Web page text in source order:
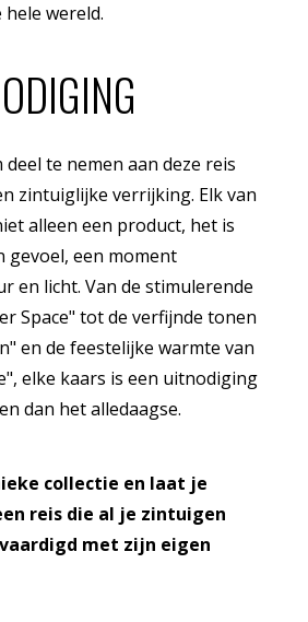
wereld.
te nemen aan deze reis
zintuiglijke verrijking. Elk van
alleen een product, het is
gevoel, een moment
en licht. Van de stimulerende
Space" tot de verfijnde tonen
en de feestelijke warmte van
elke kaars is een uitnodiging
dan het alledaagse.
collectie en laat je
reis die al je zintuigen
met zijn eigen